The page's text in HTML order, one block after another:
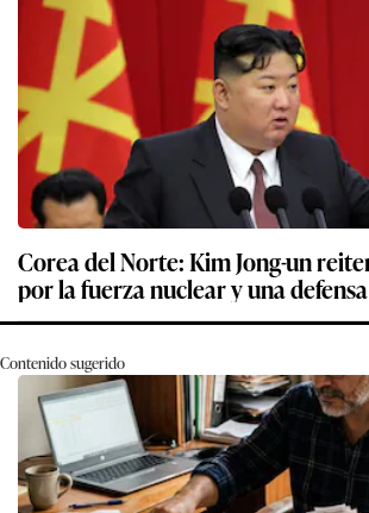
Corea del Norte: Kim Jong-un
por la fuerza nuclear y una
Contenido sugerido